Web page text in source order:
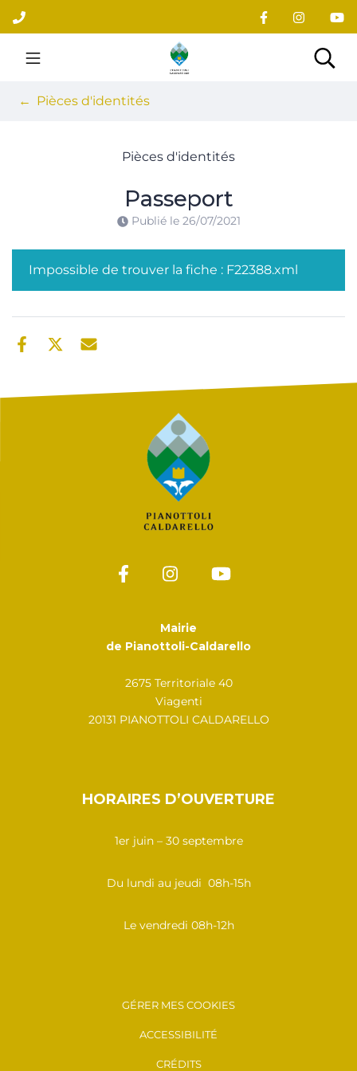
Aller
au
contenu
Site officiel du village
Pièces d'identités
Pièces d'identités
Passeport
Publié le 26/07/2021
Impossible de trouver la fiche : F22388.xml
Mairie
de Pianottoli-Caldarello
2675 Territoriale 40
Viagenti
20131 PIANOTTOLI CALDARELLO
HORAIRES D’OUVERTURE
1er juin – 30 septembre
Du lundi au jeudi 08h-15h
Le vendredi 08h-12h
GÉRER MES COOKIES
ACCESSIBILITÉ
CRÉDITS